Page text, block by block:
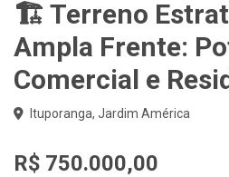
🏗️ Terreno
Ampla Frente:
Comercial e
Ituporanga, Jardim América
R$ 750.000,00